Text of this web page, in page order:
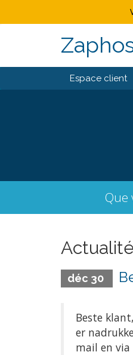
Espace client
Que
déc 30
Beste
er
mail en